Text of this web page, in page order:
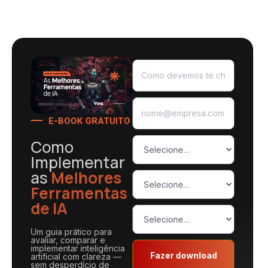
E-BOOK GRATUITO
Como
Implementar
asMelhores
Ferramentas
de IA
Um guia prático para
avaliar, comparar e
implementar inteligência
artificial com clareza —
sem desperdício de
Fazer download